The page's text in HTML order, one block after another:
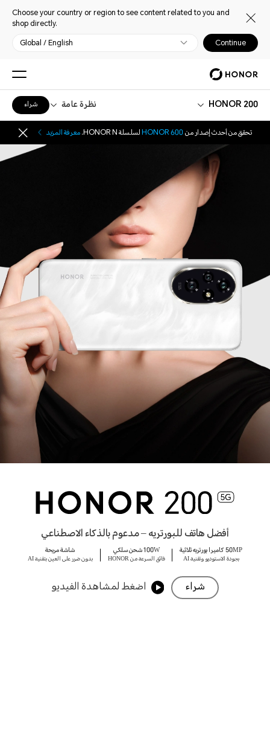
Choose your country or region to see content related to you and
shop directly.
Global / English Continue
HONOR 200 نظرة عامة شراء
تحقق من أحدث إصدار منHONOR 600لسلسلة HONOR N. معرفة المزيد
أفضل هاتف للبورتريه – مدعوم بالذكاء الاصطناعي
50MP كاميرا بورتريه ثلاثية
بجودة الاستوديو وتقنية AI
100W شحن سلكي
فائق السرعة من HONOR
شاشة مريحة
بدون ضرر على العين بتقنية AI
شراء اضغط لمشاهدة الفيديو